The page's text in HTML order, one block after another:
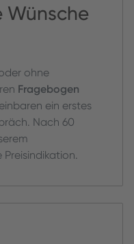
Wünsche
ohne
Fragebogen
ein erstes
Nach 60